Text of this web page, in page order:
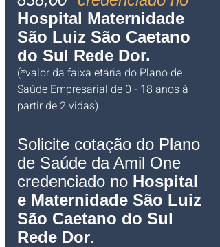
Hospital Maternidade
São Luiz São Caetano
do Sul Rede Dor.
(*valor da faixa etária do Plano de
Saúde Empresarial de 0 - 18 anos à
partir de 2 vidas).
Solicite cotação do Plano
de Saúde da Amil One
credenciado no Hospital
e Maternidade São Luiz
São Caetano do Sul
Rede Dor.